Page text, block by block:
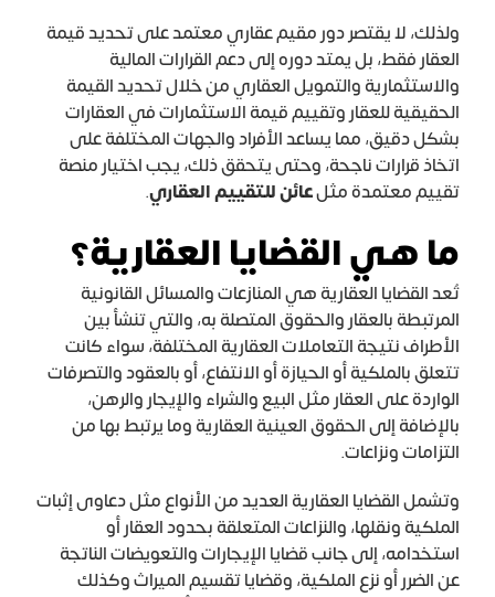
ولذلك، لا يقتصر دور مقيم عقاري معتمد على تحديد قيمة
العقار فقط، بل يمتد دوره إلى دعم القرارات المالية
والاستثمارية والتمويل العقاري من خلال تحديد القيمة
الحقيقية للعقار وتقييم قيمة الاستثمارات في العقارات
بشكل دقيق، مما يساعد الأفراد والجهات المختلفة على
اتخاذ قرارات ناجحة، وحتى يتحقق ذلك، يجب اختيار منصة
تقييم معتمدة مثلعائن للتقييم العقاري.
ما هي القضايا العقارية؟
تُعد القضايا العقارية هي المنازعات والمسائل القانونية
المرتبطة بالعقار والحقوق المتصلة به، والتي تنشأ بين
الأطراف نتيجة التعاملات العقارية المختلفة، سواء كانت
تتعلق بالملكية أو الحيازة أو الانتفاع، أو بالعقود والتصرفات
الواردة على العقار مثل البيع والشراء والإيجار والرهن،
بالإضافة إلى الحقوق العينية العقارية وما يرتبط بها من
التزامات ونزاعات.
وتشمل القضايا العقارية العديد من الأنواع مثل دعاوى إثبات
الملكية ونقلها، والنزاعات المتعلقة بحدود العقار أو
استخدامه، إلى جانب قضايا الإيجارات والتعويضات الناتجة
عن الضرر أو نزع الملكية، وقضايا تقسيم الميراث وكذلك